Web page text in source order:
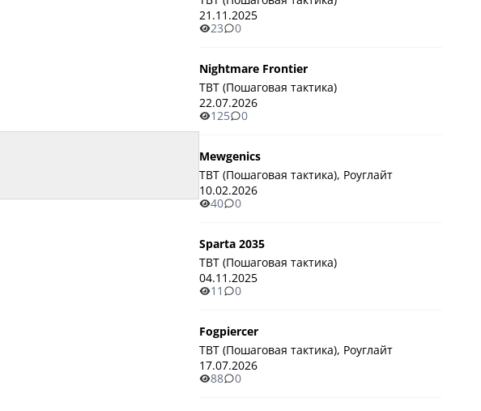
21.11.2025
23
0
Nightmare Frontier
TBT (Пошаговая тактика)
22.07.2026
125
0
Mewgenics
TBT (Пошаговая тактика), Роуглайт
10.02.2026
40
0
Sparta 2035
TBT (Пошаговая тактика)
04.11.2025
11
0
Fogpiercer
TBT (Пошаговая тактика), Роуглайт
17.07.2026
88
0